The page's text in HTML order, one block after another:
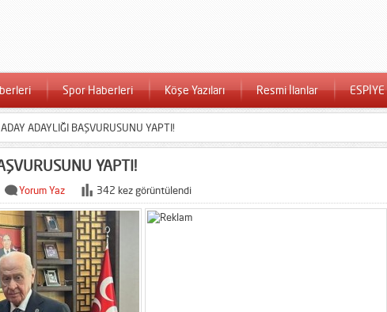
Spor Haberleri Köşe Yazıları Resmi İlanlar ESPİYE
ADAYLIĞI BAŞVURUSUNU YAPTI!
YAPTI!
Yorum Yaz 342 kez görüntülendi